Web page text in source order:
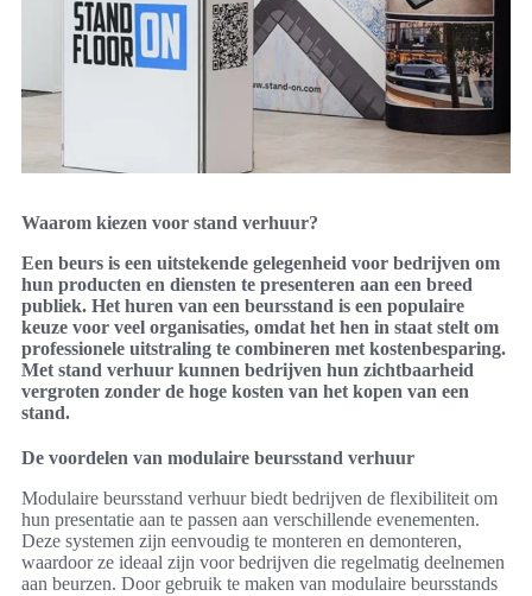
Waarom kiezen voor stand verhuur?
Een beurs is een uitstekende gelegenheid voor bedrijven om
hun producten en diensten te presenteren aan een breed
publiek. Het huren van een beursstand is een populaire
keuze voor veel organisaties, omdat het hen in staat stelt om
professionele uitstraling te combineren met kostenbesparing.
Met stand verhuur kunnen bedrijven hun zichtbaarheid
vergroten zonder de hoge kosten van het kopen van een
stand.
De voordelen van modulaire beursstand verhuur
Modulaire beursstand verhuur biedt bedrijven de flexibiliteit om
hun presentatie aan te passen aan verschillende evenementen.
Deze systemen zijn eenvoudig te monteren en demonteren,
waardoor ze ideaal zijn voor bedrijven die regelmatig deelnemen
aan beurzen. Door gebruik te maken van modulaire beursstands